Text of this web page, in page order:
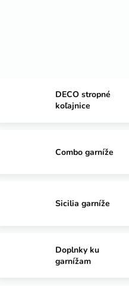
DECO stropné
koľajnice
Combo garníže
Sicilia garníže
Doplnky ku
garnížam